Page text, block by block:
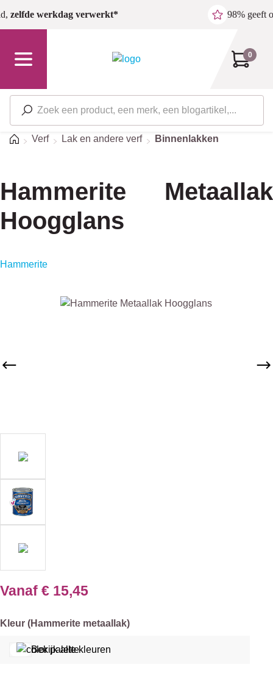
Ga naar de hoofdinhoud
zelfde werkdag verwerkt* 98% geeft
0
Home
Verf Lak en andere verf Binnenlakken
Hammerite Metaallak
Hoogglans
Hammerite
Afbeeldingengalerij overslaan
Vanaf € 15,45
Selecteer
Kleur (Hammerite metaallak)
Bekijk alle kleuren